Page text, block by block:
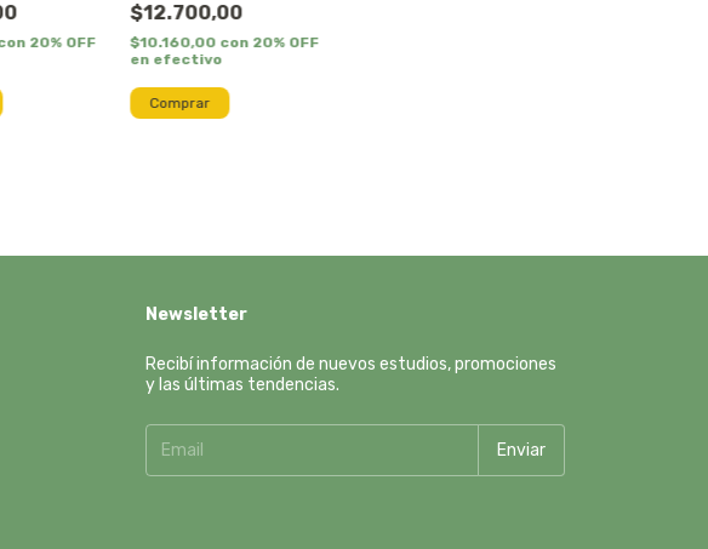
20% OFF
$12.700,00
$10.160,00 con 20% OFF
en efectivo
Comprar
Newsletter
Recibí información de nuevos estudios, promociones
y las últimas tendencias.